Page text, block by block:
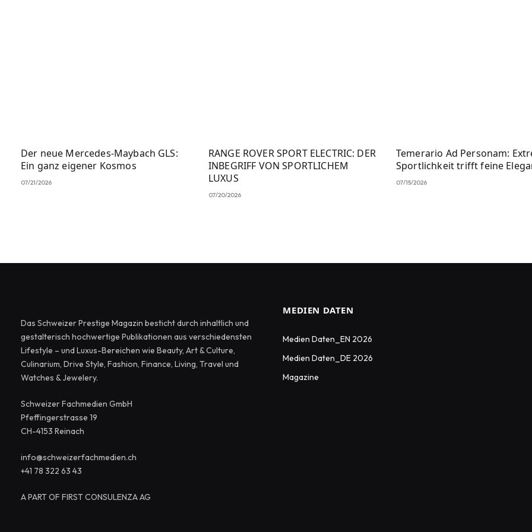
Der neue Mercedes-Maybach GLS:
Ein ganz eigener Kosmos
07/21/2026
RANGE ROVER SPORT ELECTRIC: DER
INBEGRIFF VON SPORTLICHEM
LUXUS
07/20/2026
Temerario Ad Personam:
Sportlichkeit trifft feine
07/15/2026
Das Schweizer Prestige Magazin besticht durch inhaltlich und
gestalterisch hochwertige Publikationen aus verschiedensten
Lifestyle – und Luxus-Bereichen wie Beauty, Art & Culture,
Culinarium, Drive Style, Fashion, Finance, Living, Travel und
Watches & Jewelery.
Schweizer Fachmedien GmbH
Pfeffingerstrasse 19
CH-4153 Reinach
info@schweizerfachmedien.ch
+41 78 322 63 43
A PART OF FIRST CONSULENZA AG
MEDIEN DATEN
Medien Daten_EN 2026
Medien Daten_DE 2026
Magazine